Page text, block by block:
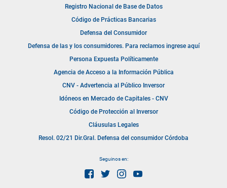
Registro Nacional de Base de Datos
Código de Prácticas Bancarias
Defensa del Consumidor
Defensa de las y los consumidores. Para reclamos ingrese aquí
Persona Expuesta Políticamente
Agencia de Acceso a la Información Pública
CNV - Advertencia al Público Inversor
Idóneos en Mercado de Capitales - CNV
Código de Protección al Inversor
Cláusulas Legales
Resol. 02/21 Dir.Gral. Defensa del consumidor Córdoba
Seguinos en: